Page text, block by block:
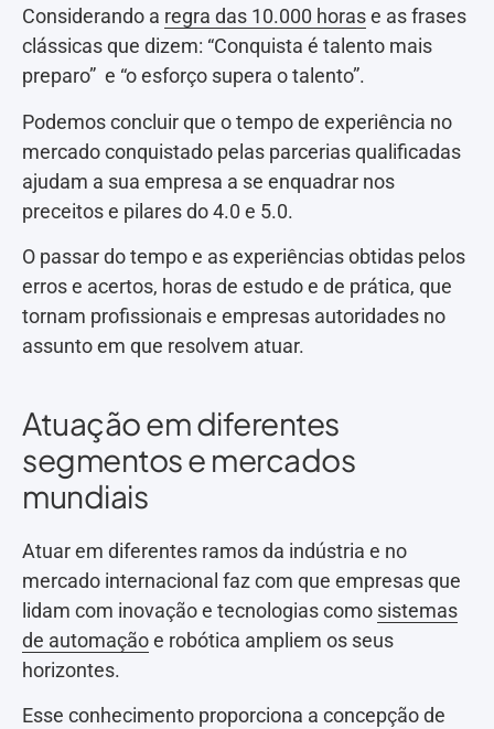
Considerando a regra das 10.000 horase as frases
clássicas que dizem: “Conquista é talento mais
preparo” e “o esforço supera o talento”.
Podemos concluir que o tempo de experiência no
mercado conquistado pelas parcerias qualificadas
ajudam a sua empresa a se enquadrar nos
preceitos e pilares do 4.0 e 5.0.
O passar do tempo e as experiências obtidas pelos
erros e acertos, horas de estudo e de prática, que
tornam profissionais e empresas autoridades no
assunto em que resolvem atuar.
Atuação em diferentes
segmentos e mercados
mundiais
Atuar em diferentes ramos da indústria e no
mercado internacional faz com que empresas que
lidam com inovação e tecnologias como sistemas
de automaçãoe robótica ampliem os seus
horizontes.
Esse conhecimento proporciona a concepção de